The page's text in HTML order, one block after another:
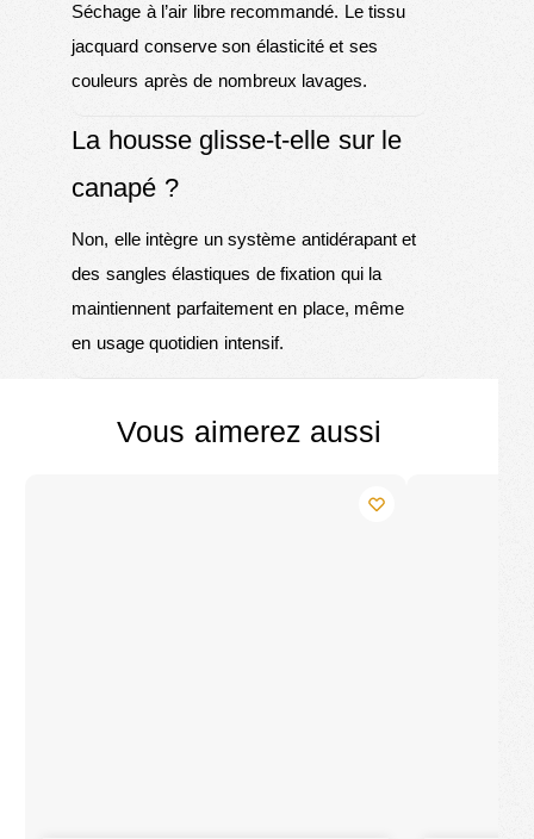
Séchage à l’air libre recommandé. Le tissu
jacquard conserve son élasticité et ses
couleurs après de nombreux lavages.
La housse glisse-t-elle sur le
canapé ?
Non, elle intègre un système antidérapant et
des sangles élastiques de fixation qui la
maintiennent parfaitement en place, même
en usage quotidien intensif.
Vous aimerez aussi